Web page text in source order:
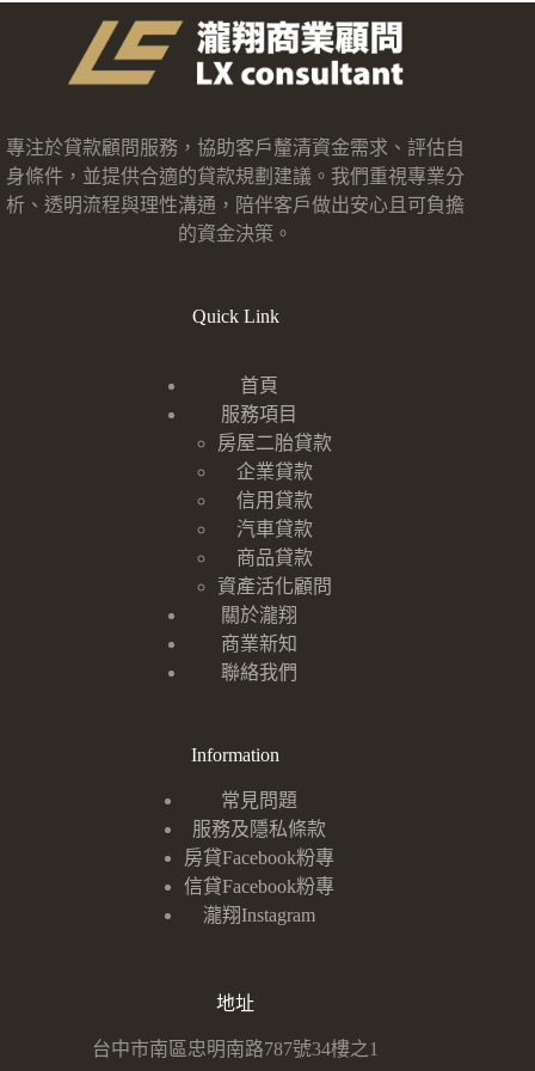
專注於貸款顧問服務，協助客戶釐清資金需求、評估自
身條件，並提供合適的貸款規劃建議。我們重視專業分
析、透明流程與理性溝通，陪伴客戶做出安心且可負擔
的資金決策。
Quick Link
首頁
服務項目
房屋二胎貸款
企業貸款
信用貸款
汽車貸款
商品貸款
資產活化顧問
關於瀧翔
商業新知
聯絡我們
Information
常見問題
服務及隱私條款
房貸Facebook粉專
信貸Facebook粉專
瀧翔Instagram
地址
台中市南區忠明南路787號34樓之1